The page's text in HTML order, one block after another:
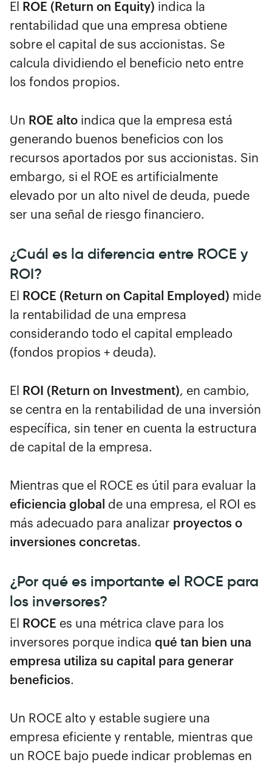
El ROE (Return on Equity) indica la
rentabilidad que una empresa obtiene
sobre el capital de sus accionistas. Se
calcula dividiendo el beneficio neto entre
los fondos propios.
Un ROE alto indica que la empresa está
generando buenos beneficios con los
recursos aportados por sus accionistas. Sin
embargo, si el ROE es artificialmente
elevado por un alto nivel de deuda, puede
ser una señal de riesgo financiero.
¿Cuál es la diferencia entre ROCE y
ROI?
El ROCE (Return on Capital Employed) mide
la rentabilidad de una empresa
considerando todo el capital empleado
(fondos propios + deuda).
El ROI (Return on Investment), en cambio,
se centra en la rentabilidad de una inversión
específica, sin tener en cuenta la estructura
de capital de la empresa.
Mientras que el ROCE es útil para evaluar la
eficiencia global de una empresa, el ROI es
más adecuado para analizar proyectos o
inversiones concretas.
¿Por qué es importante el ROCE para
los inversores?
El ROCE es una métrica clave para los
inversores porque indica qué tan bien una
empresa utiliza su capital para generar
beneficios.
Un ROCE alto y estable sugiere una
empresa eficiente y rentable, mientras que
un ROCE bajo puede indicar problemas en